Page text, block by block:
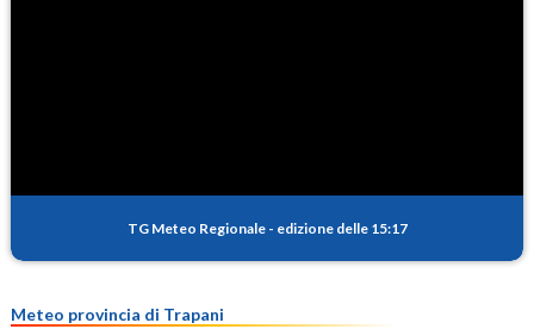
TG Meteo Regionale - edizione delle 15:17
Meteo provincia di Trapani